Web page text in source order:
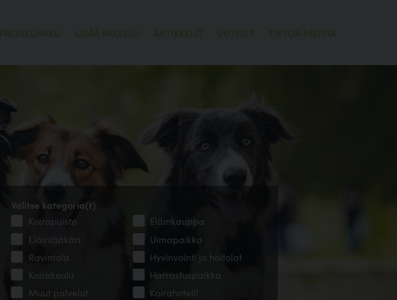
PALVELUHAKU LISÄÄ PALVELU ARTIKKELIT UUTISET TIETOA MEISTÄ
Valitse kategoria(t)
Koirapuisto
Eläinkauppa
Eläinlääkäri
Uimapaikka
Ravintola
Hyvinvointi ja hoitolat
Koirakoulu
Harrastuspaikka
Muut palvelut
Koirahotelli